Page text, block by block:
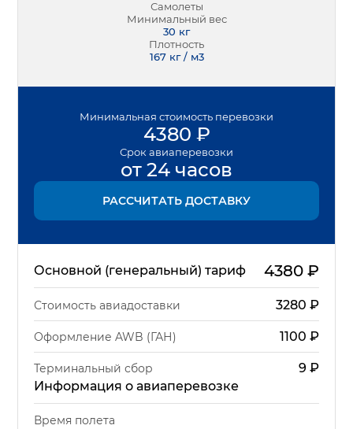
Самолеты
Минимальный вес
30 кг
Плотность
167 кг / м3
Минимальная стоимость перевозки
4380 ₽
Срок авиаперевозки
от 24 часов
РАССЧИТАТЬ ДОСТАВКУ
Основной (генеральный) тариф 4380₽
Стоимость авиадоставки 3280 ₽
Оформление AWB (ГАН) 1100 ₽
Терминальный сбор 9 ₽
Информация о авиаперевозке
Время полета